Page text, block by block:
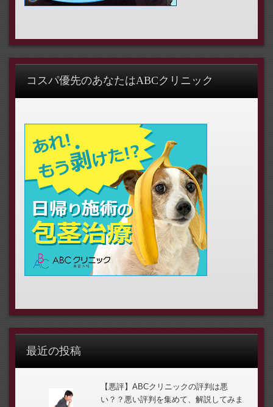
コスパ優先のあなたはABCクリニック
最近の投稿
【悪評】ABCクリニックの評判は悪
い？？悪い評判を集めて、解説してみま